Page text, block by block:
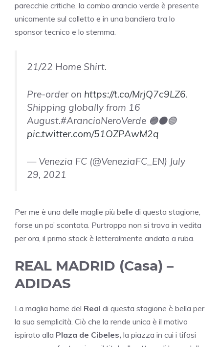
parecchie critiche, la combo arancio verde è presente
unicamente sul colletto e in una bandiera tra lo
sponsor tecnico e lo stemma.
21/22 Home Shirt.
Pre-order on https://t.co/MrjQ7c9LZ6.
Shipping globally from 16
August.#ArancioNeroVerde 🟠⚫️🟢
pic.twitter.com/51OZPAwM2q
— Venezia FC (@VeneziaFC_EN) July
29, 2021
Per me è una delle maglie più belle di questa stagione,
forse un po’ scontata. Purtroppo non si trova in vedita
per ora, il primo stock è letteralmente andato a ruba.
REAL MADRID (Casa) –
ADIDAS
La maglia home del Real di questa stagione è bella per
la sua semplicità. Ciò che la rende unica è il motivo
ispirato alla Plaza de Cibeles, la piazza in cui i tifosi